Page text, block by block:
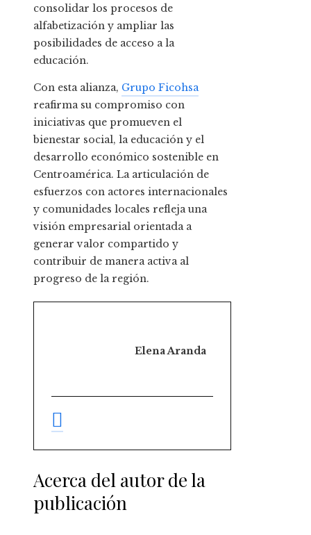
consolidar los procesos de
alfabetización y ampliar las
posibilidades de acceso a la
educación.
Con esta alianza, Grupo Ficohsa
reafirma su compromiso con
iniciativas que promueven el
bienestar social, la educación y el
desarrollo económico sostenible en
Centroamérica. La articulación de
esfuerzos con actores internacionales
y comunidades locales refleja una
visión empresarial orientada a
generar valor compartido y
contribuir de manera activa al
progreso de la región.
Elena Aranda
Acerca del autor de la
publicación